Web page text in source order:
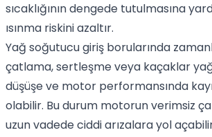
sıcaklığının dengede tutulmasına
ısınma riskini azaltır.
Yağ soğutucu giriş borularında
çatlama, sertleşme veya kaçaklar yağ
düşüşe ve motor performansında
olabilir. Bu durum motorun verimsiz
uzun vadede ciddi arızalara yol